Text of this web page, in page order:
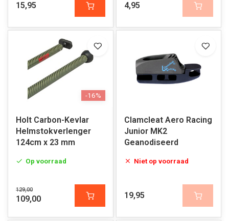
15,95 4,95
-16%
Holt Carbon-Kevlar
Helmstokverlenger
124cm x 23 mm
Op voorraad
129,00
109,00
Clamcleat Aero Racing
Junior MK2
Geanodiseerd
Niet op voorraad
19,95